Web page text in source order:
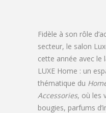
Fidèle à son rôle
secteur, le salon
cette année avec le
LUXE Home : un
thématique du
Accessories, où les
bougies, parfums